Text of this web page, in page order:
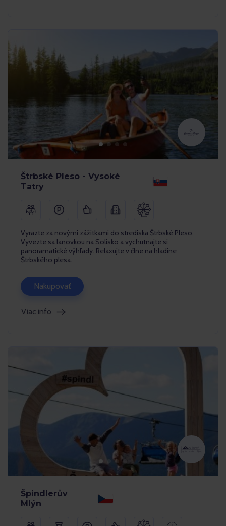
Štrbské Pleso - Vysoké
Tatry
Vyrazte za novými zážitkami do strediska Štrbské Pleso.
Vyvezte sa lanovkou na Solisko a vychutnajte si
panoramatické výhľady. Relaxujte v člne na hladine
Štrbského plesa.
Nakupovať
Viac info
Špindlerův
Mlýn